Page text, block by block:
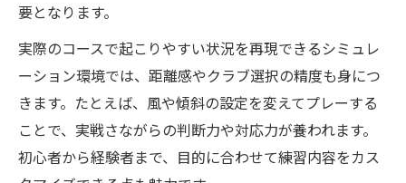
要となります。
実際のコースで起こりやすい状況を再現できるシミュレ
ーション環境では、距離感やクラブ選択の精度も身につ
きます。たとえば、風や傾斜の設定を変えてプレーする
ことで、実戦さながらの判断力や対応力が養われます。
初心者から経験者まで、目的に合わせて練習内容をカス